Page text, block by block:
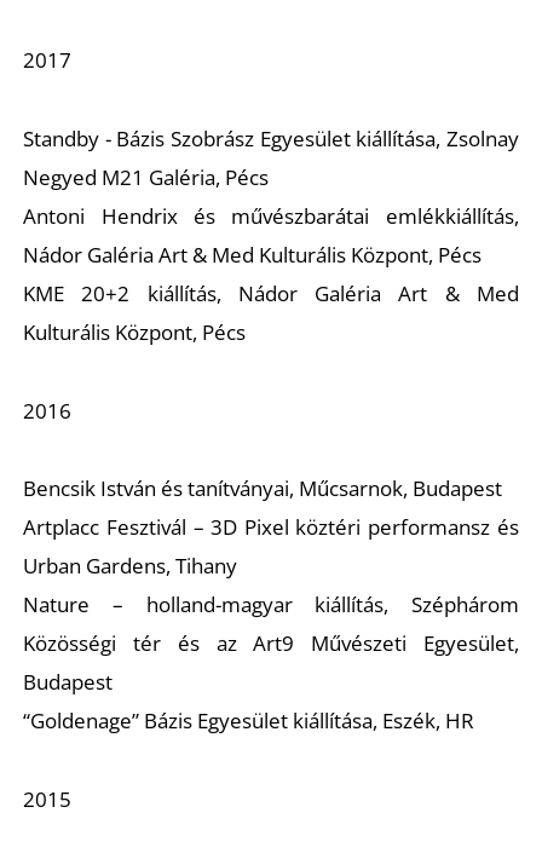
2017
Standby - Bázis Szobrász Egyesület kiállítása, Zsolnay
Negyed M21 Galéria, Pécs
Antoni Hendrix és művészbarátai emlékkiállítás,
Nádor Galéria Art & Med Kulturális Központ, Pécs
KME 20+2 kiállítás, Nádor Galéria Art & Med
Kulturális Központ, Pécs
2016
Bencsik István és tanítványai, Műcsarnok, Budapest
Artplacc Fesztivál – 3D Pixel köztéri performansz és
Urban Gardens, Tihany
Nature – holland-magyar kiállítás, Széphárom
Közösségi tér és az Art9 Művészeti Egyesület,
Budapest
“Goldenage” Bázis Egyesület kiállítása, Eszék, HR
2015